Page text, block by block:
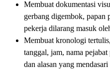
Membuat dokumentasi
gerbang digembok, papan
pekerja dilarang masuk
Membuat kronologi
tanggal, jam, nama
dan alasan yang